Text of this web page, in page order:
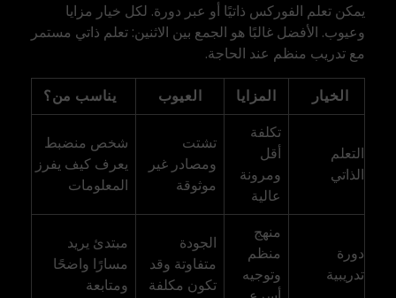
يمكن تعلم الفوركس ذاتيًا أو عبر دورة. لكل خيار مزايا
وعيوب. الأفضل غالبًا هو الجمع بين الاثنين: تعلم ذاتي مستمر
مع تدريب منظم عند الحاجة.
الخيار المزايا العيوب يناسب من؟
التعلم
الذاتي
تكلفة
أقل
ومرونة
عالية
تشتت
ومصادر غير
موثوقة
شخص منضبط
يعرف كيف يفرز
المعلومات
دورة
تدريبية
منهج
منظم
وتوجيه
الجودة
متفاوتة وقد
تكون مكلفة
مبتدئ يريد
مسارًا واضحًا
ومتابعة